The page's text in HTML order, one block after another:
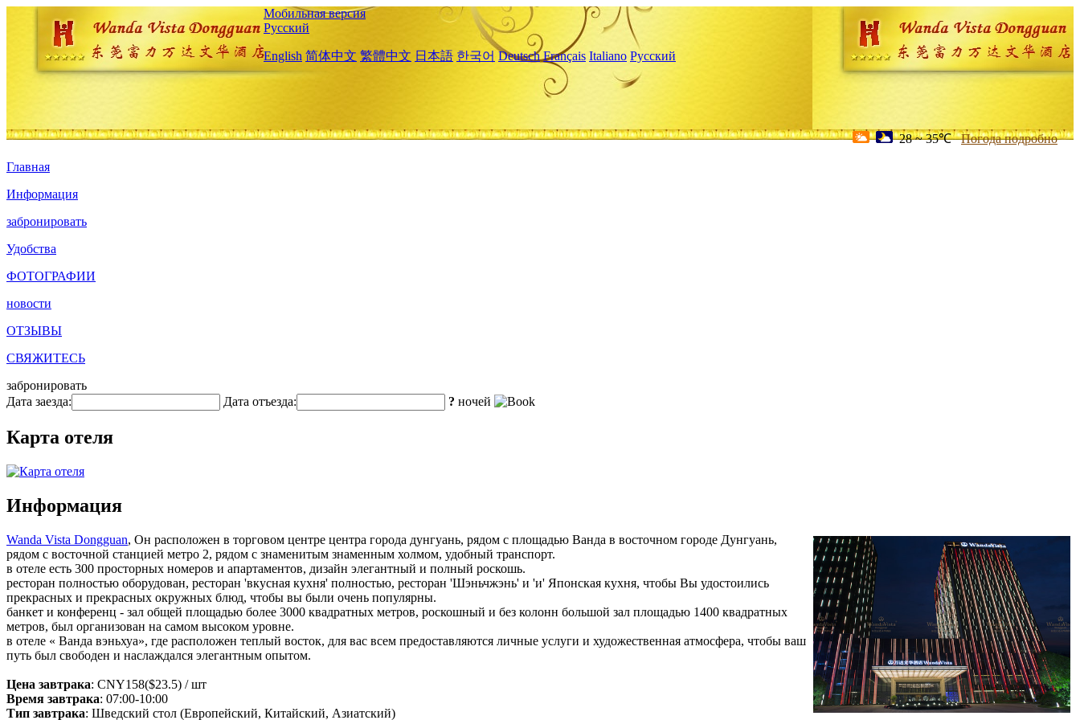
Мобильная версия
Русский
English 简体中文 繁體中文 日本語 한국어 Deutsch Français Italiano Русский
28 ~ 35℃ Погода подробно
Главная
Информация
забронировать
Удобства
ФОТОГРАФИИ
новости
ОТЗЫВЫ
СВЯЖИТЕСЬ
забронировать
Дата заезда:
Дата отъезда: ? ночей
Карта отеля
Информация
Wanda Vista Dongguan, Он расположен в торговом центре центра города дунгуань, рядом с площадью Ванда в восточном городе Дунгуань,
рядом с восточной станцией метро 2, рядом с знаменитым знаменным холмом, удобный транспорт.
в отеле есть 300 просторных номеров и апартаментов, дизайн элегантный и полный роскошь.
ресторан полностью оборудован, ресторан 'вкусная кухня' полностью, ресторан 'Шэньчжэнь' и 'и' Японская кухня, чтобы Вы удостоились
прекрасных и прекрасных окружных блюд, чтобы вы были очень популярны.
банкет и конференц - зал общей площадью более 3000 квадратных метров, роскошный и без колонн большой зал площадью 1400 квадратных
метров, был организован на самом высоком уровне.
в отеле « Ванда вэньхуа», где расположен теплый восток, для вас всем предоставляются личные услуги и художественная атмосфера, чтобы ваш
путь был свободен и наслаждался элегантным опытом.
Цена завтрака: CNY158($23.5) / шт
Время завтрака: 07:00-10:00
Тип завтрака: Шведский стол (Европейский, Китайский, Азиатский)